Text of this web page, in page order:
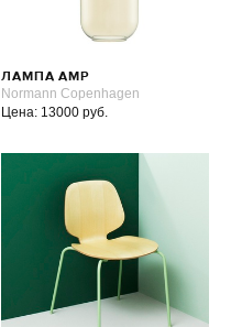
ЛАМПА AMP
Normann Copenhagen
Цена: 13000 руб.